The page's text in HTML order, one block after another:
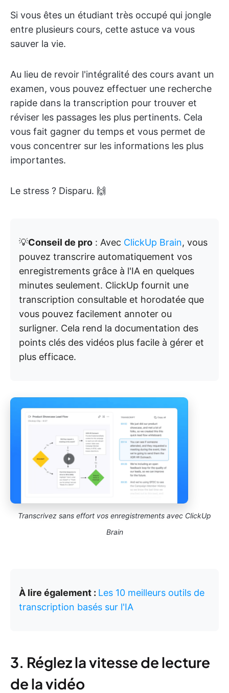
Si vous êtes un étudiant très occupé qui jongle
entre plusieurs cours, cette astuce va vous
sauver la vie.
Au lieu de revoir l'intégralité des cours avant un
examen, vous pouvez effectuer une recherche
rapide dans la transcription pour trouver et
réviser les passages les plus pertinents. Cela
vous fait gagner du temps et vous permet de
vous concentrer sur les informations les plus
importantes.
Le stress ? Disparu. 🙌
💡Conseil de pro : Avec ClickUp Brain, vous
pouvez transcrire automatiquement vos
enregistrements grâce à l'IA en quelques
minutes seulement. ClickUp fournit une
transcription consultable et horodatée que
vous pouvez facilement annoter ou
surligner. Cela rend la documentation des
points clés des vidéos plus facile à gérer et
plus efficace.
Transcrivez sans effort vos enregistrements avec ClickUp
Brain
À lire également : Les 10 meilleurs outils de
transcription basés sur l'IA
3. Réglez la vitesse de lecture
de la vidéo